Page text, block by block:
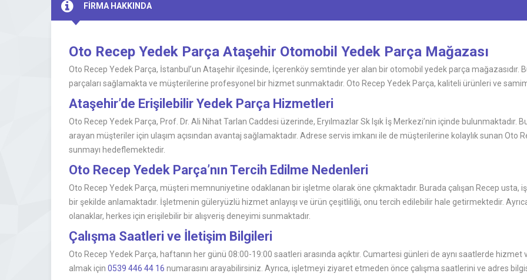
FİRMA HAKKINDA
Oto Recep Yedek Parça Ataşehir Otomobil Yedek Parça Mağazası
Oto Recep Yedek Parça, İstanbul’un Ataşehir ilçesinde, İçerenköy semtinde yer alan bir otomobil yedek parça
parçaları sağlamakta ve müşterilerine profesyonel bir hizmet sunmaktadır. Oto Recep Yedek Parça, kaliteli ürünleri ve
Ataşehir’de Erişilebilir Yedek Parça Hizmetleri
Oto Recep Yedek Parça, Prof. Dr. Ali Nihat Tarlan Caddesi üzerinde, Eryılmazlar Sk Işık İş Merkezi’nin içinde bulunmaktadır.
arayan müşteriler için ulaşım açısından avantaj sağlamaktadır. Adrese servis imkanı ile de müşterilerine kolaylık sunan Oto
sunmayı hedeflemektedir.
Oto Recep Yedek Parça’nın Tercih Edilme Nedenleri
Oto Recep Yedek Parça, müşteri memnuniyetine odaklanan bir işletme olarak öne çıkmaktadır. Burada çalışan Recep usta,
bir şekilde anlamaktadır. İşletmenin güleryüzlü hizmet anlayışı ve ürün çeşitliliği, onu tercih edilebilir hale getirmektedir.
olanaklar, herkes için erişilebilir bir alışveriş deneyimi sunmaktadır.
Çalışma Saatleri ve İletişim Bilgileri
Oto Recep Yedek Parça, haftanın her günü 08:00-19:00 saatleri arasında açıktır. Cumartesi günleri de aynı saatlerde
almak için 0539 446 44 16 numarasını arayabilirsiniz. Ayrıca, işletmeyi ziyaret etmeden önce çalışma saatlerini ve adres